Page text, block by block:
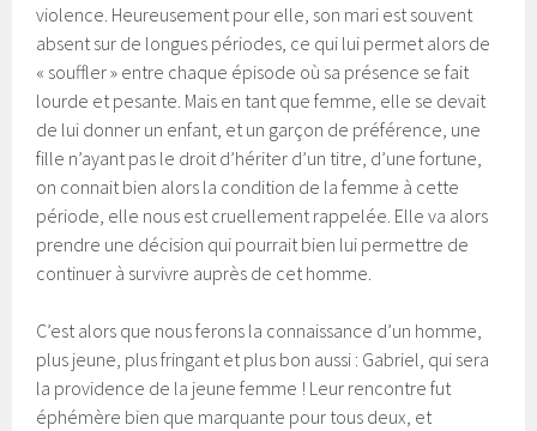
violence. Heureusement pour elle, son mari est souvent
absent sur de longues périodes, ce qui lui permet alors de
« souffler » entre chaque épisode où sa présence se fait
lourde et pesante. Mais en tant que femme, elle se devait
de lui donner un enfant, et un garçon de préférence, une
fille n’ayant pas le droit d’hériter d’un titre, d’une fortune,
on connait bien alors la condition de la femme à cette
période, elle nous est cruellement rappelée. Elle va alors
prendre une décision qui pourrait bien lui permettre de
continuer à survivre auprès de cet homme.
C’est alors que nous ferons la connaissance d’un homme,
plus jeune, plus fringant et plus bon aussi : Gabriel, qui sera
la providence de la jeune femme ! Leur rencontre fut
éphémère bien que marquante pour tous deux, et